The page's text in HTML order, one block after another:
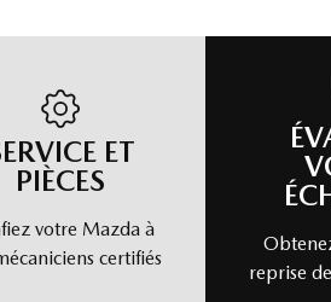
ET
PIÈCES
votre Mazda à
certifiés
reprise